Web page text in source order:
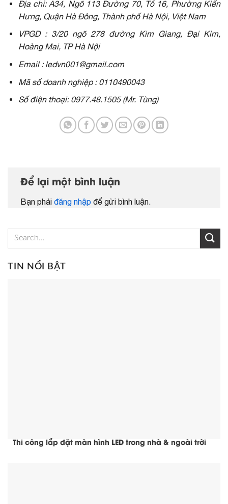
Địa chỉ: A34, Ngõ 113 Đường 70, Tổ 16, Phường Kiến
Hưng, Quận Hà Đông, Thành phố Hà Nội, Việt Nam
VPGD : 3/20 ngõ 278 đường Kim Giang, Đại Kim,
Hoàng Mai, TP Hà Nội
Email : ledvn001@gmail.com
Mã số doanh nghiệp : 0110490043
Số điện thoại: 0977.48.1505 (Mr. Tùng)
Để lại một bình luận
Bạn phải đăng nhập để gửi bình luận.
TIN NỔI BẬT
Thi công lắp đặt màn hình LED trong nhà & ngoài trời